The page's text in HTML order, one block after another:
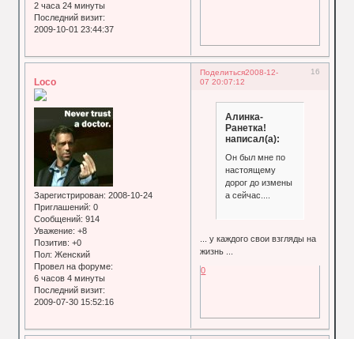
2 часа 24 минуты
Последний визит:
2009-10-01 23:44:37
Поделиться 16
2008-12-
07 20:07:12
Loco
Зарегистрирован: 2008-10-24
Приглашений: 0
Сообщений: 914
Уважение: +8
Позитив: +0
Пол: Женский
Провел на форуме:
6 часов 4 минуты
Последний визит:
2009-07-30 15:52:16
Алинка-
Ранетка!
написал(а):
Он был мне по
настоящему
дорог до измены
а сейчас....
... у каждого свои взгляды на
жизнь ...
0